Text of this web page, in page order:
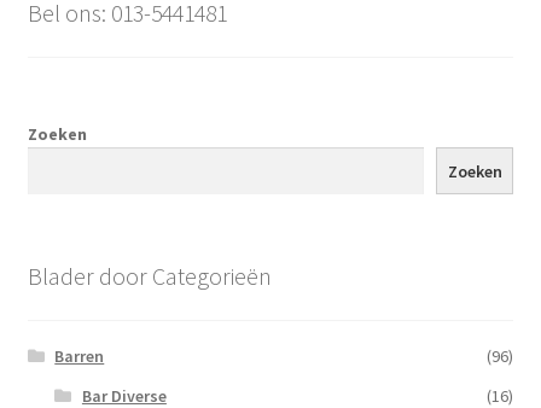
Bel ons: 013-5441481
Zoeken
Zoeken
Blader door Categorieën
Barren
(96)
Bar Diverse
(16)